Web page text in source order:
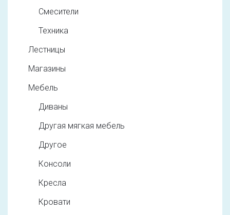
Смесители
Техника
Лестницы
Магазины
Мебель
Диваны
Другая мягкая мебель
Другое
Консоли
Кресла
Кровати